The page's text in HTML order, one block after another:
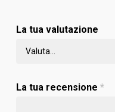
La tua valutazione
La tua recensione *